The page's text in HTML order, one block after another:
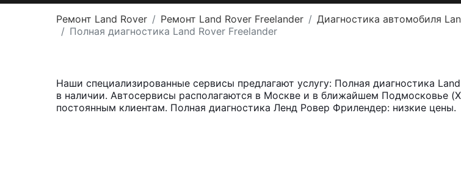
Ремонт Land Rover Ремонт Land Rover Freelander
Диагностика автомобиля
Полная диагностика Land Rover Freelander
Наши специализированные сервисы предлагают услугу: Полная диагностика
в наличии. Автосервисы располагаются в Москве и в ближайшем Подмосковье
постоянным клиентам. Полная диагностика Ленд Ровер Фрилендер: низкие цены.